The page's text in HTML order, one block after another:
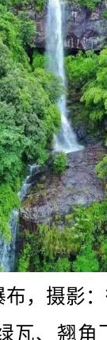
布，摄影
、翘角